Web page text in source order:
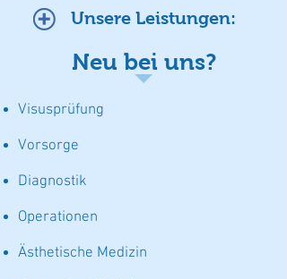
Unsere Leistungen:
Neu bei uns?
Visusprüfung
Vorsorge
Diagnostik
Operationen
Ästhetische Medizin